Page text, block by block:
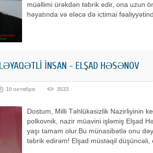
müəllimi ürəkdən təbrik edir, ona uzun
həyatında və eləcə də ictimai
İNSAN - ELŞAD HƏSƏNOV
10 октября 3533
Dostum, Milli Təhlükəsizlik Nazirliyinin
polkovnik, nazir müavini işləmiş Elşad
yaşı tamam olur.Bu münasibətlə onu
təbrik edirəm! Elşad müstəqil düşüncəli,